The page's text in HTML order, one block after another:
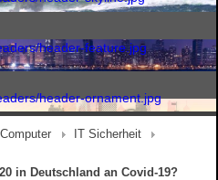
header-feature.jpg
header-ornament.jpg
Computer
IT Sicherheit
in Deutschland an Covid-19?